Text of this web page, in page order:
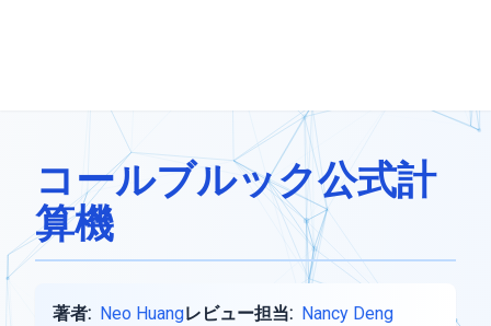
コールブルック公式計
算機
著者: Neo Huangレビュー担当: Nancy Deng